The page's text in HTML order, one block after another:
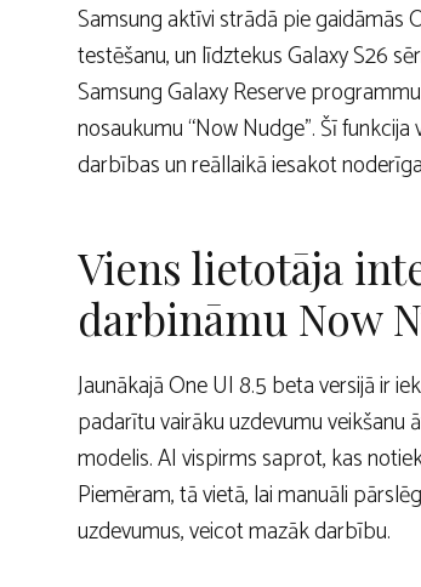
Samsung aktīvi strādā pie gaidāmās
testēšanu, un līdztekus Galaxy S26
Samsung Galaxy Reserve
nosaukumu “Now Nudge”. Šī
darbības un reāllaikā iesakot
Viens lietotāja
darbināmu Now
Jaunākajā One UI 8.5 beta versijā ir
padarītu vairāku uzdevumu veikšanu
modelis. AI vispirms saprot, kas
Piemēram, tā vietā, lai manuāli
uzdevumus, veicot mazāk darbību.